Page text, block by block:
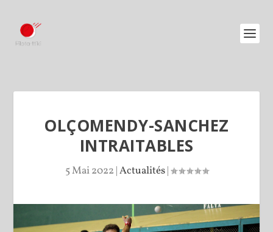
OLÇOMENDY-SANCHEZ
INTRAITABLES
5 Mai 2022 |Actualités|